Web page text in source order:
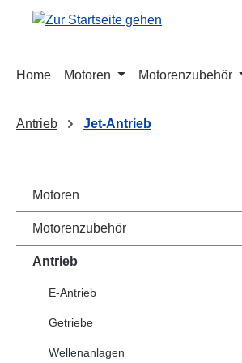
Hauptinhalt springen
Zur Suche springen
Zur Hauptnavigation springen
Home Motoren Motorenzubehör
Antrieb Jet-Antrieb
Motoren
Motorenzubehör
Antrieb
E-Antrieb
Getriebe
Wellenanlagen